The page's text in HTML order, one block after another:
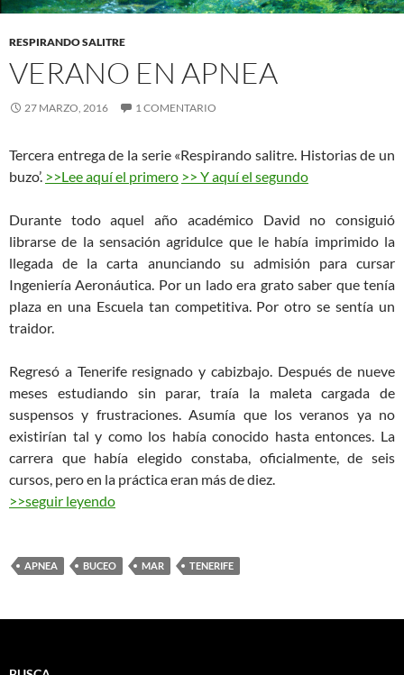
RESPIRANDO SALITRE
VERANO EN APNEA
27 MARZO, 2016 1 COMENTARIO
Tercera entrega de la serie «Respirando salitre. Historias de un
buzo’. >>Lee aquí el primero >> Y aquí el segundo
Durante todo aquel año académico David no consiguió
librarse de la sensación agridulce que le había imprimido la
llegada de la carta anunciando su admisión para cursar
Ingeniería Aeronáutica. Por un lado era grato saber que tenía
plaza en una Escuela tan competitiva. Por otro se sentía un
traidor.
Regresó a Tenerife resignado y cabizbajo. Después de nueve
meses estudiando sin parar, traía la maleta cargada de
suspensos y frustraciones. Asumía que los veranos ya no
existirían tal y como los había conocido hasta entonces. La
carrera que había elegido constaba, oficialmente, de seis
cursos, pero en la práctica eran más de diez.
>>seguir leyendo
APNEA BUCEO MAR TENERIFE